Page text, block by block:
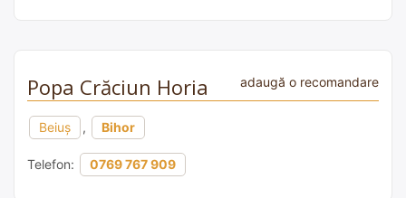
Popa Crăciun Horia adaugă o recomandare
Beiuș , Bihor
Telefon: 0769 767 909